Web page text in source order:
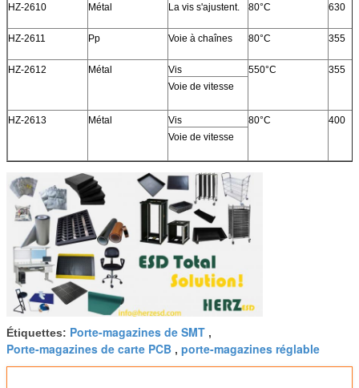
HZ-2610 Métal La vis s'ajustent. 80°C 630
HZ-2611 Pp Voie à chaînes 80°C 355
HZ-2612 Métal Vis 550°C
355
Voie de vitesse
HZ-2613 Métal Vis 80°C
400
Voie de vitesse
Étiquettes: Porte-magazines de SMT ,
Porte-magazines de carte PCB , porte-magazines réglable